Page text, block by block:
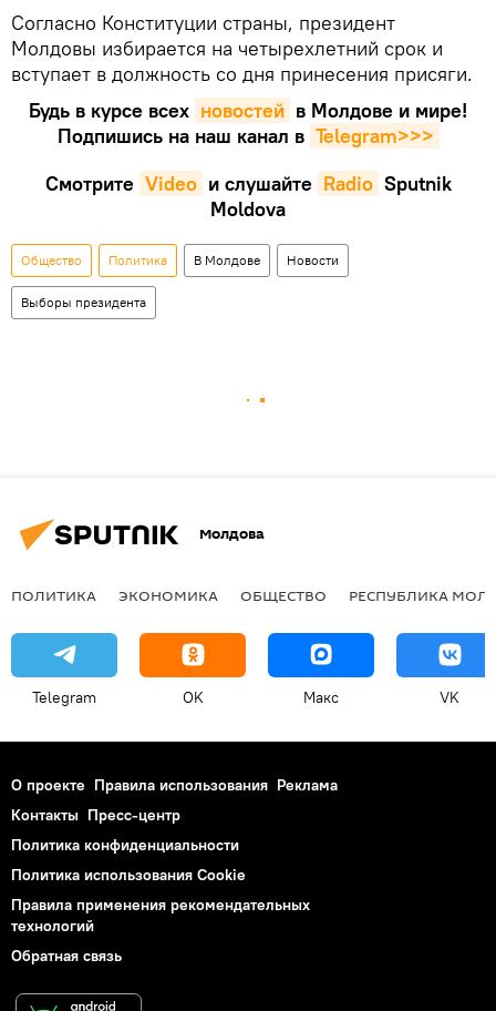
Согласно Конституции страны, президент
Молдовы избирается на четырехлетний срок и
вступает в должность со дня принесения присяги.
Будь в курсе всех новостей в Молдове и мире!
Подпишись на наш канал в Telegram>>>
Смотрите Video и слушайте Radio Sputnik
Moldova
Общество Политика В Молдове Новости
Выборы президента
Молдова
ПОЛИТИКА ЭКОНОМИКА ОБЩЕСТВО РЕСПУБЛИКА
Telegram OK Макс VK
О проекте Правила использования Реклама
Контакты Пресс-центр
Политика конфиденциальности
Политика использования Cookie
Правила применения рекомендательных
технологий
Обратная связь